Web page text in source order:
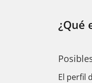
¿Qué
El perfil